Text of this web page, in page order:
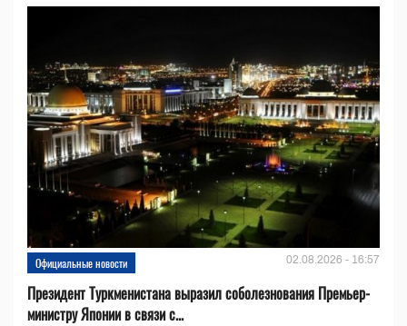
Официальные новости 02.08.2026 - 16:57
Президент Туркменистана выразил соболезнования Премьер-
министру Японии в связи с...